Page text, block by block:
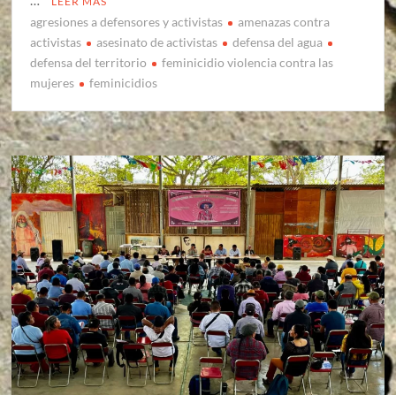
agresiones a defensores y activistas
amenazas contra
activistas
asesinato de activistas
defensa del agua
defensa del territorio
feminicidio violencia contra las
mujeres
feminicidios